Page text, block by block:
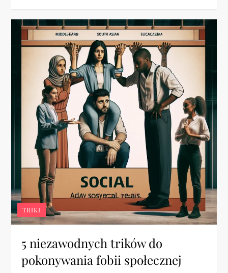
TRIKI
5 niezawodnych trików do
pokonywania fobii społecznej